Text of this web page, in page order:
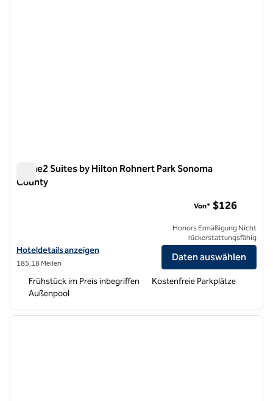
Home2 Suites by Hilton Rohnert Park Sonoma
County
Hoteldetails für Home2 Suites by Hilton Rohnert Park Sonoma
Hoteldetails anzeigen
185,18 Meilen
Von* $126
Honors Ermäßigung Nicht
rückerstattungsfähig
Daten auswählen
Frühstück im Preis inbegriffen
Kostenfreie Parkplätze
Außenpool
1 von 12